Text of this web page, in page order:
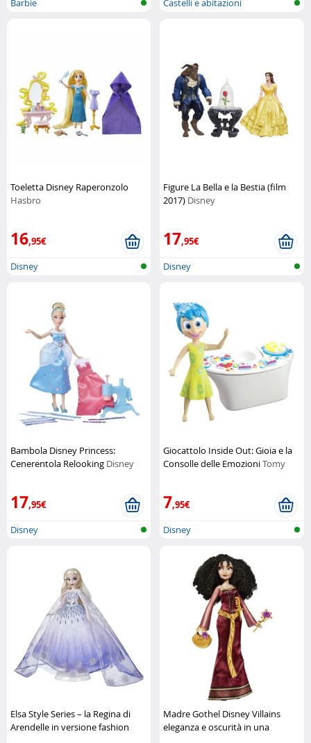
Barbie Castelli e abitazioni
Toeletta Disney Raperonzolo
Hasbro
16,95€
Disney
Figure La Bella e la Bestia (film
2017) Disney
17,95€
Disney
Bambola Disney Princess:
Cenerentola Relooking Disney
17,95€
Disney
Giocattolo Inside Out: Gioia e la
Consolle delle EmozioniTomy
7,95€
Disney
Elsa Style Series – la Regina di
Arendelle in versione fashion
Madre Gothel Disney Villains
eleganza e oscurità in una